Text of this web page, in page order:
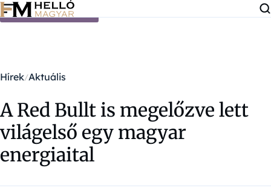
Ugrás a tartalomra
Hírek Aktuális
A Red Bullt is megelőzve lett
világelső egy magyar
energiaital